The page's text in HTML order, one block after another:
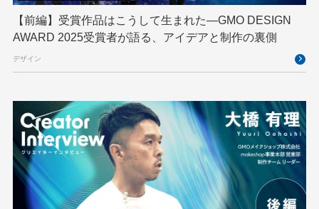
GMO kitaQ GMO SONIC GMOアドパートナーズ
GMOアドマーケティング GMOインターネット
GMOコネクト GMOサイバーセキュリティ byイエラエ
GMOデジキッズ GMOブランドセキュリティ
GMOペイメントゲートウェイ GMOペパボ
GMOメイクショップ GMOメディア GMOロボッツ
【前編】受賞作品はこうして生まれた—GMO DESIGN
AWARD 2025受賞者が語る、アイデアと制作の裏側
デザイン